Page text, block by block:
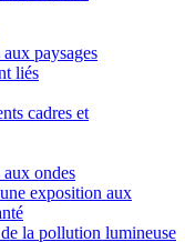
paysages
liés
cadres et
aux ondes
exposition aux
la pollution lumineuse